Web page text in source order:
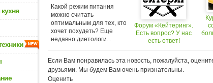
Какой режим питания
можно считать
оптимальным для тех, кто
хочет похудеть? Еще
недавно диетологи...
Форум «Кейтеринг».
Есть вопрос? У нас
есть ответ!
Если Вам понравилась эта новость, пожалуйста,
друзьями. Мы будем Вам очень признательны.
Оценить